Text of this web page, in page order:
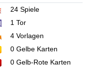
24Spiele
1Tor
4Vorlagen
0Gelbe Karten
0Gelb-Rote Karten